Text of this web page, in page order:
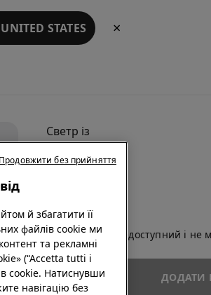
STATES ×
Светр із
Щільний
null
Товар більше недоступний і
ДОДАТИ
й збагатити її
файлів cookie ми
та рекламні
(“Accetta tutti i
cookie. Натиснувши
навігацію без
Продовжити без прийняття